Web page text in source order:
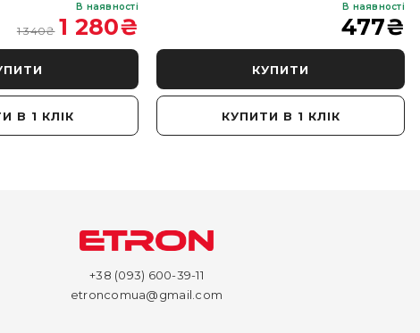
В наявності
1 340₴ 1 280₴
В 1 КЛІК
В наявності
477₴
КУПИТИ
КУПИТИ В 1 КЛІК
+38 (093) 600-39-11
etroncomua@gmail.com